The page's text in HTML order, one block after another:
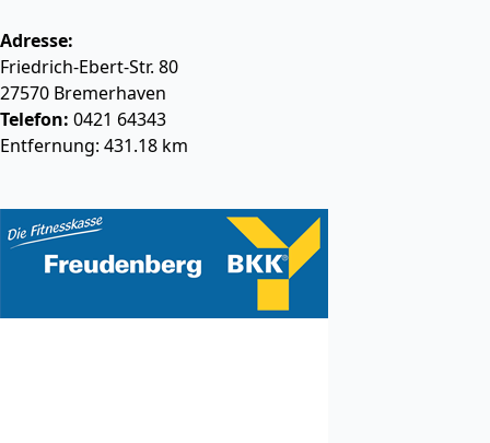
Adresse:
Friedrich-Ebert-Str. 80
27570 Bremerhaven
Telefon: 0421 64343
Entfernung: 431.18 km